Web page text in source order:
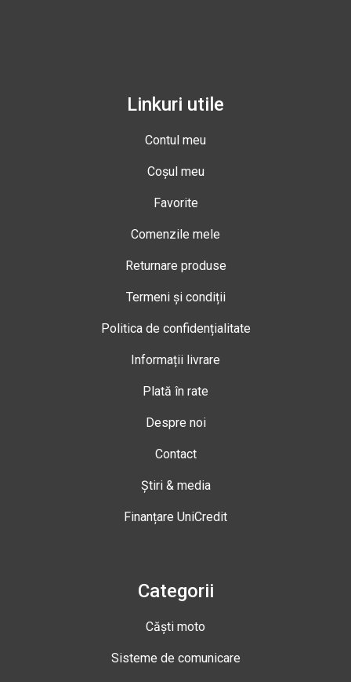
Linkuri utile
Contul meu
Coșul meu
Favorite
Comenzile mele
Returnare produse
Termeni și condiții
Politica de confidențialitate
Informații livrare
Plată în rate
Despre noi
Contact
Știri & media
Finanțare UniCredit
Categorii
Căști moto
Sisteme de comunicare